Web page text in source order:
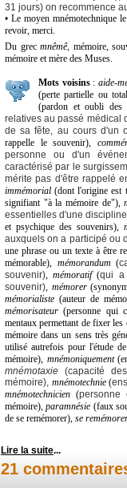
31 jours) on recommence
•Le moyen mnémotechnique
revoir, merci.
Du grecmnêmê, mémoire,
mémoire et mère des Muses.
Mots voisins: aide-
(perte partielle ou
(pardon et oubli
relatives au passé médical
de sa fête, au cours d'un
rappelle le souvenir),
personne ou d'un
caractérisé par le
mérite pas d'être rappelé
immémorial (dont l'origine est
signifiant "à la mémoire de"),
essentielles d'une discipline
et psychique des souvenirs),
auxquels on a participé ou
une phrase ou un texte à être
mémorable), mémorandum (
souvenir),mémoratif(qui a
souvenir), mémorer
mémorialiste (auteur de
mémorisateur (personne qui
mentaux permettant de fixerles
mémoire dans un sens très
utilisé autrefois pour l'étude
mémoire), mnémoniquement
mnémotaxie (capacité
mémoire), mnémotechnie(
mnémotechnicien (personne
mémoire),paramnésie (faux
de se remémorer), se
Lire la suite...
21